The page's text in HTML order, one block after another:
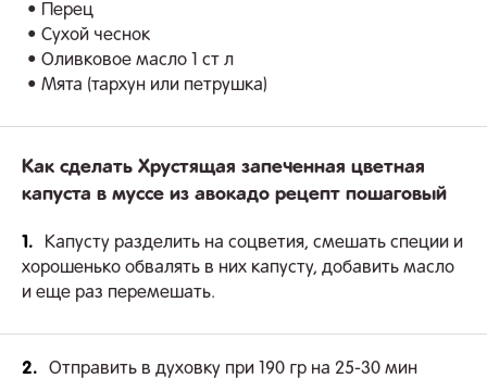
• Перец
• Сухой чеснок
• Оливковое масло 1 ст л
• Мята (тархун или петрушка)
Как сделать Хрустящая запеченная цветная
капуста в муссе из авокадо рецепт пошаговый
1.
Капусту разделить на соцветия, смешать специи и
хорошенько обвалять в них капусту, добавить масло
и еще раз перемешать.
2.
Отправить в духовку при 190 гр на 25-30 мин